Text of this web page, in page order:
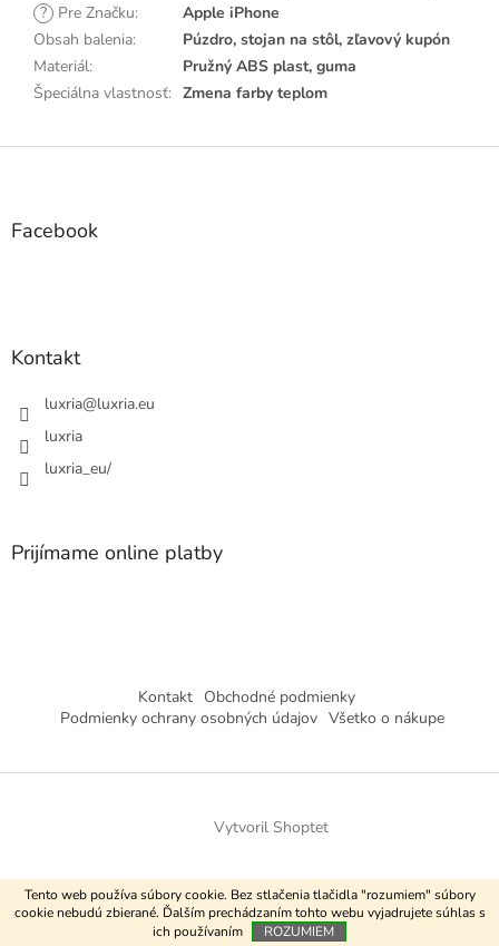
Tento web používa súbory cookie. Bez stlačenia tlačidla "rozumiem" súbory
cookie nebudú zbierané. Ďalším prechádzaním tohto webu vyjadrujete súhlas s
ich používaním
ROZUMIEM
? Pre Značku:
Apple iPhone
Obsah balenia:
Púzdro, stojan na stôl, zľavový kupón
Materiál:
Pružný ABS plast, guma
Špeciálna vlastnosť: Zmena farby teplom
Z
Facebook
Kontakt
luxria@luxria.eu
luxria
luxria_eu/
Prijímame online platby
Kontakt Obchodné podmienky
Podmienky ochrany osobných údajov Všetko o nákupe
Vytvoril Shoptet
Copyright 2026Luxria. Všetky práva vyhradené.